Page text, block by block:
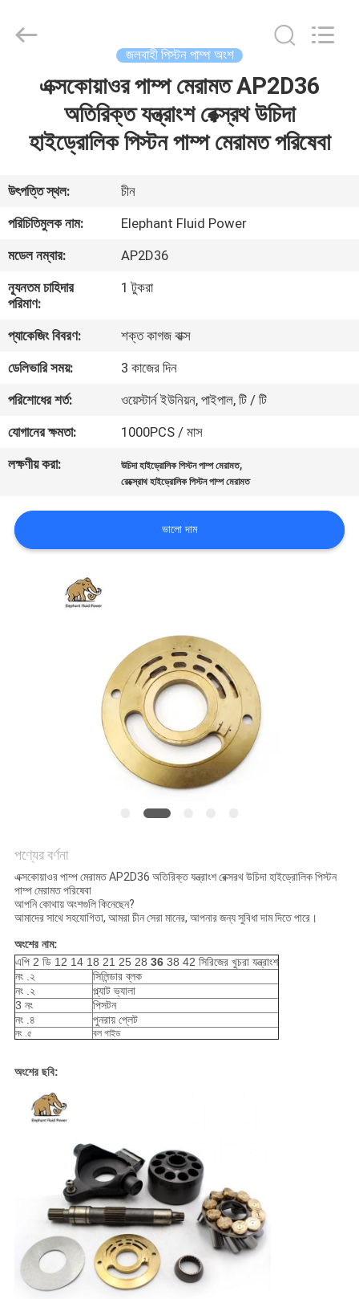
পণ্য
আমাদের
সম্পর্কে
কারখানা
ভ্রমণ
মান
নিয়ন্ত্রণ
যোগাযোগ
করুন
খবর
Power
Co.,Ltd.
জলবাহী পিস্টন পাম্প অংশ
এক্সকোয়াওর পাম্প মেরামত AP2D36
অতিরিক্ত যন্ত্রাংশ রেক্স্রথ উচিদা
হাইড্রোলিক পিস্টন পাম্প মেরামত পরিষেবা
উৎপত্তি স্থল:
চীন
পরিচিতিমুলক নাম:
Elephant Fluid Power
মডেল নম্বার:
AP2D36
ন্যূনতম চাহিদার
পরিমাণ:
1 টুকরা
প্যাকেজিং বিবরণ:
শক্ত কাগজ বাক্স
ডেলিভারি সময়:
3 কাজের দিন
পরিশোধের শর্ত:
ওয়েস্টার্ন ইউনিয়ন, পাইপাল, টি / টি
যোগানের ক্ষমতা:
1000PCS / মাস
লক্ষণীয় করা:
উচিদা হাইড্রোলিক পিস্টন পাম্প মেরামত,
রেক্স্রোথ হাইড্রোলিক পিস্টন পাম্প মেরামত
ভালো দাম
পণ্যের বর্ণনা
এক্সকোয়াওর পাম্প মেরামত AP2D36 অতিরিক্ত যন্ত্রাংশ রেক্সরথ উচিদা হাইড্রোলিক পিস্টন
পাম্প মেরামত পরিষেবা
আপনি কোথায় অংশগুলি কিনেছেন?
আমাদের সাথে সহযোগিতা, আমরা চীন সেরা মানের, আপনার জন্য সুবিধা দাম দিতে পারে।
অংশের নাম:
এপি 2 ডি 12 14 18 21 25 28 3638 42 সিরিজের খুচরা যন্ত্রাংশ
নং .২
সিলিন্ডার ব্লক
নং .২
প্ল্যাট ভ্যালা
3 নং
পিসটন
নং .৪
পুনরায় প্লেট
নং .৫ বল গাইড
অংশের ছবি: